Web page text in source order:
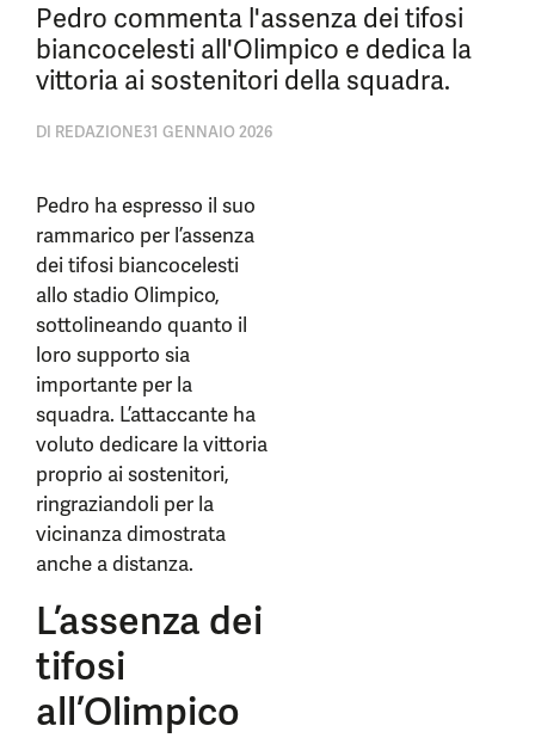
Pedro commenta l'assenza dei tifosi
biancocelesti all'Olimpico e dedica la
vittoria ai sostenitori della squadra.
DI REDAZIONE31 GENNAIO 2026
Pedro ha espresso il suo
rammarico per l’assenza
dei tifosi biancocelesti
allo stadio Olimpico,
sottolineando quanto il
loro supporto sia
importante per la
squadra. L’attaccante ha
voluto dedicare la vittoria
proprio ai sostenitori,
ringraziandoli per la
vicinanza dimostrata
anche a distanza.
L’assenza dei
tifosi
all’Olimpico